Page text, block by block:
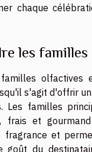
chaque
les
olfactives
s'agit d'offrir
Les familles
frais et
fragrance et
goût du